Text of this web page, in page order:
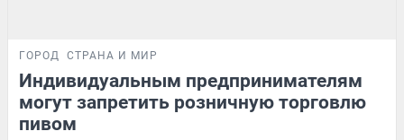
ГОРОД СТРАНА И МИР
Индивидуальным предпринимателям
могут запретить розничную торговлю
пивом